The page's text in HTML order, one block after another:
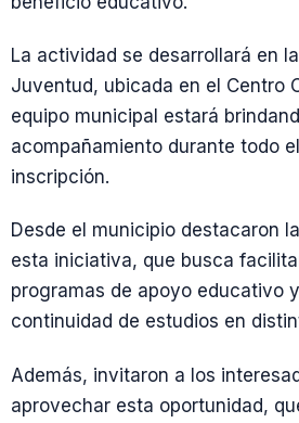
La actividad se desarrollará en
Juventud, ubicada en el Centro
equipo municipal estará
acompañamiento durante todo
inscripción.
Desde el municipio destacaron
esta iniciativa, que busca
programas de apoyo educativo
continuidad de estudios en
Además, invitaron a los
aprovechar esta oportunidad,